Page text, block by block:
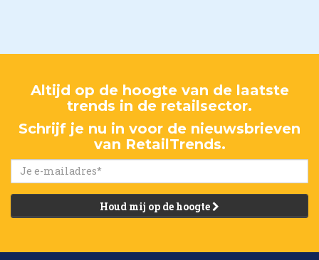
Altijd op de hoogte van de laatste
trends in de retailsector.
Schrijf je nu in voor de nieuwsbrieven
van RetailTrends.
Houd mij op de hoogte